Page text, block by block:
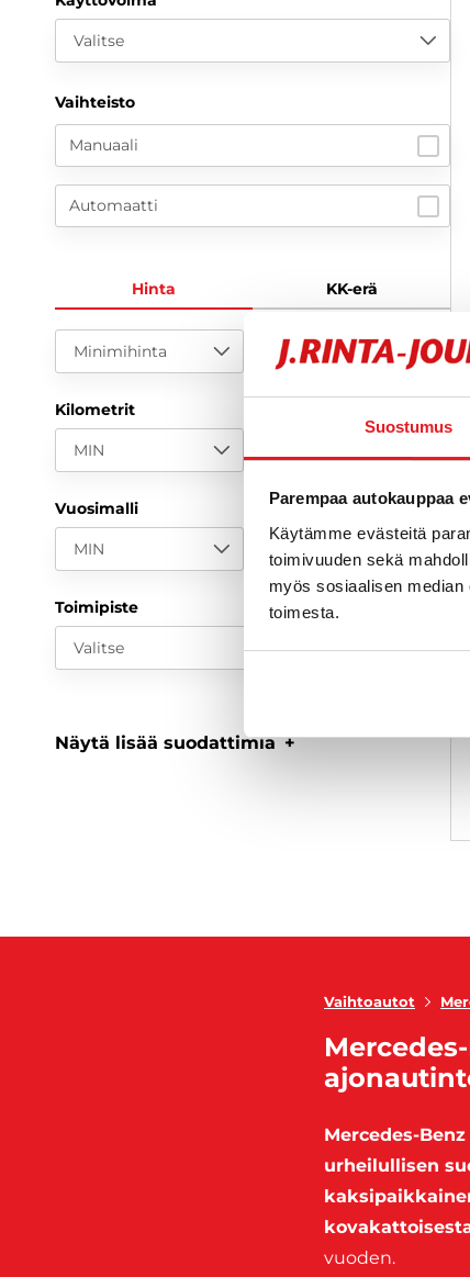
Suostumus
Parempaa autokauppaa
Käytämme evästeitä
toimivuuden sekä
myös sosiaalisen
toimesta.
Valitse
Vaihteisto
Manuaali
Automaatti
Hinta KK-erä
Minimihinta Maksimihinta
Kilometrit
MIN
Vuosimalli
MIN MAX
Toimipiste
Valitse
Näytä lisää suodattimia
Vaihtoautot
Mercedes-Benz
urheilullisen
vuoden.